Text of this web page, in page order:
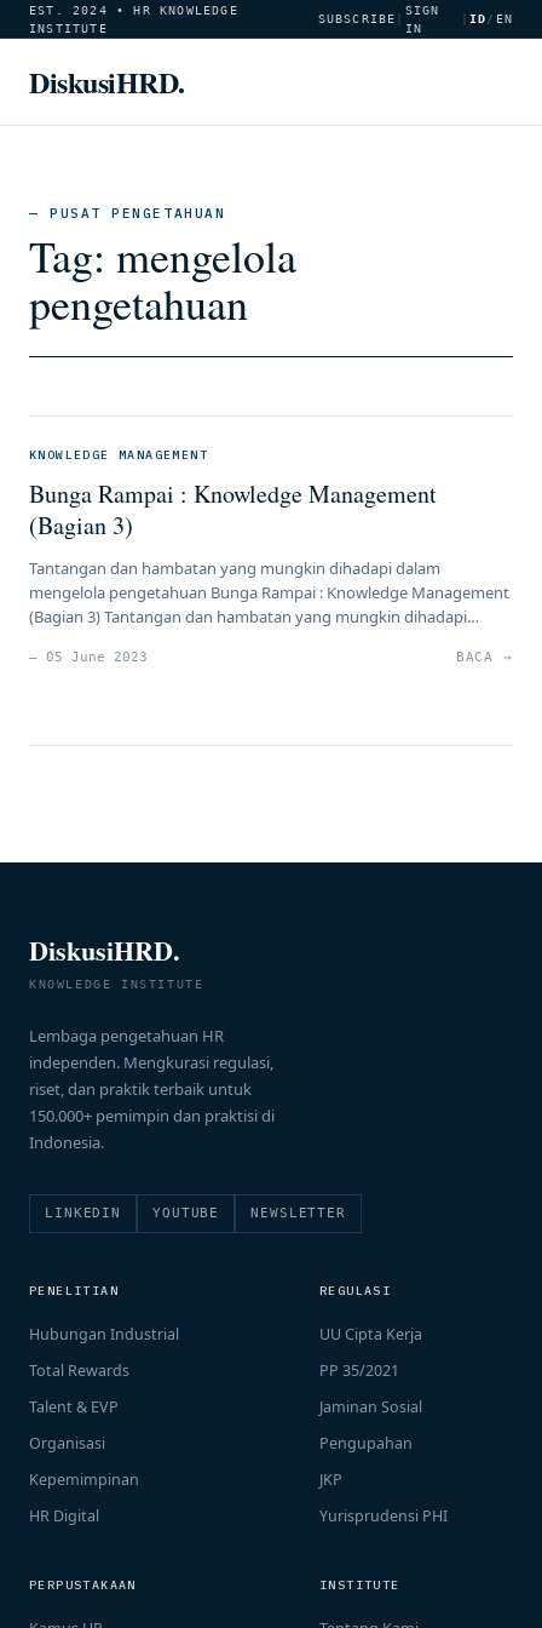
EST. 2024 • HR KNOWLEDGE
INSTITUTE
SUBSCRIBE
SIGN
IN
ID/ EN
DiskusiHRD.
— PUSAT PENGETAHUAN
Tag: mengelola
pengetahuan
KNOWLEDGE MANAGEMENT
Bunga Rampai : Knowledge Management
(Bagian 3)
Tantangan dan hambatan yang mungkin dihadapi dalam
mengelola pengetahuan Bunga Rampai : Knowledge Management
(Bagian 3) Tantangan dan hambatan yang mungkin dihadapi
Perubahan Pengelolaan pengetahuan seringkali melibatkan
— 05 June 2023 BACA →
DiskusiHRD.
KNOWLEDGE INSTITUTE
Lembaga pengetahuan HR
independen. Mengkurasi regulasi,
riset, dan praktik terbaik untuk
150.000+ pemimpin dan praktisi di
Indonesia.
LINKEDIN YOUTUBE NEWSLETTER
PENELITIAN
Hubungan Industrial
Total Rewards
Talent & EVP
Organisasi
Kepemimpinan
HR Digital
REGULASI
UU Cipta Kerja
PP 35/2021
Jaminan Sosial
Pengupahan
JKP
Yurisprudensi PHI
PERPUSTAKAAN INSTITUTE